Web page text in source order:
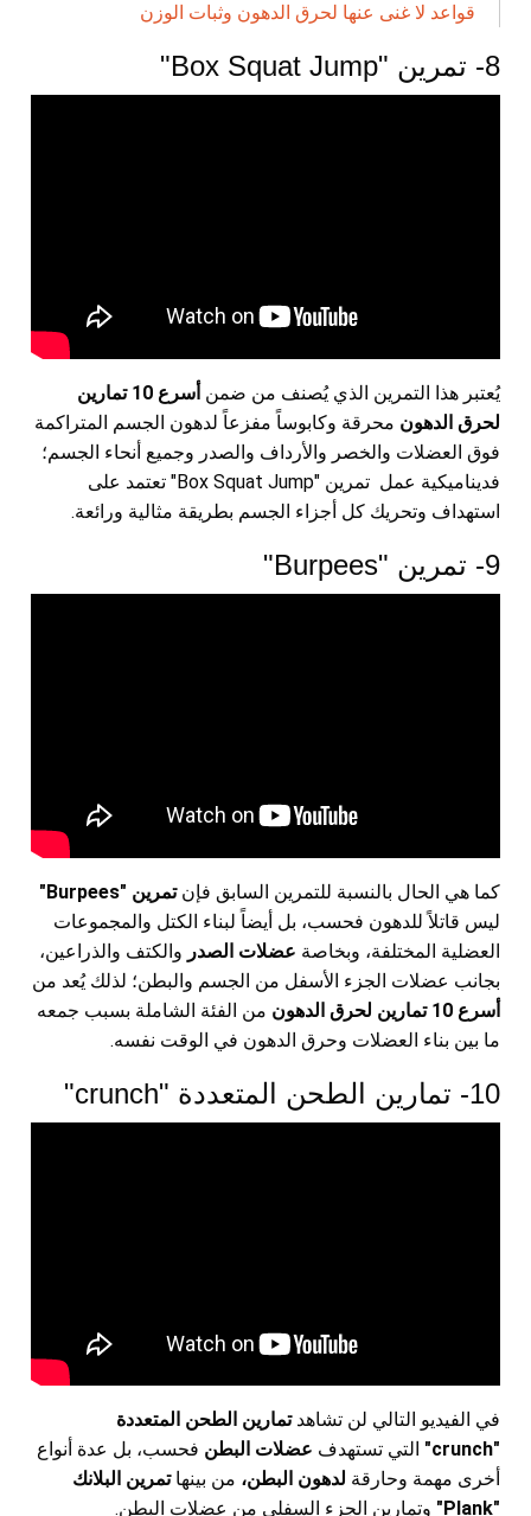
قواعد لا غنى عنها لحرق الدهون وثبات الوزن
8- تمرين "Box Squat Jump"
يُعتبر هذا التمرين الذي يُصنف من ضمن
أسرع 10 تمارين
لحرق الدهون محرقة وكابوساً مفزعاً لدهون الجسم المتراكمة
فوق العضلات والخصر والأرداف والصدر وجميع أنحاء الجسم؛
فديناميكية عمل تمرين "Box Squat Jump" تعتمد على
استهداف وتحريك كل أجزاء الجسم بطريقة مثالية ورائعة.
9- تمرين "Burpees"
كما هي الحال بالنسبة للتمرين السابق فإن تمرين "Burpees"
ليس قاتلاً للدهون فحسب، بل أيضاً لبناء الكتل والمجموعات
العضلية المختلفة، وبخاصة عضلات الصدر والكتف والذراعين،
بجانب عضلات الجزء الأسفل من الجسم والبطن؛ لذلك يُعد من
أسرع 10 تمارين لحرق الدهون
من الفئة الشاملة بسبب جمعه
ما بين بناء العضلات وحرق الدهون في الوقت نفسه.
10- تمارين الطحن المتعددة "crunch"
في الفيديو التالي لن تشاهدتمارين الطحن المتعددة
"crunch"
التي تستهدف عضلات البطن فحسب، بل عدة أنواع
أخرى مهمة وحارقة لدهون البطن، من بينهاتمرين البلانك
"Plank"
وتمارين الجزء السفلي من عضلات البطن.